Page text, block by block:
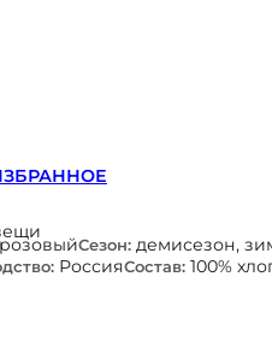
розовыйСезон: демисезон,
РоссияСостав: 100%